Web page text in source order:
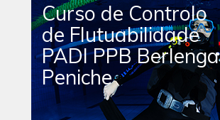
Curso de Controlo
de Flutuabilidade
PADI PPB
Peniche